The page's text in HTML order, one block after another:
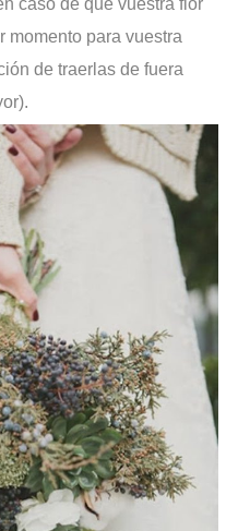
momento para vuestra
de traerlas de fuera